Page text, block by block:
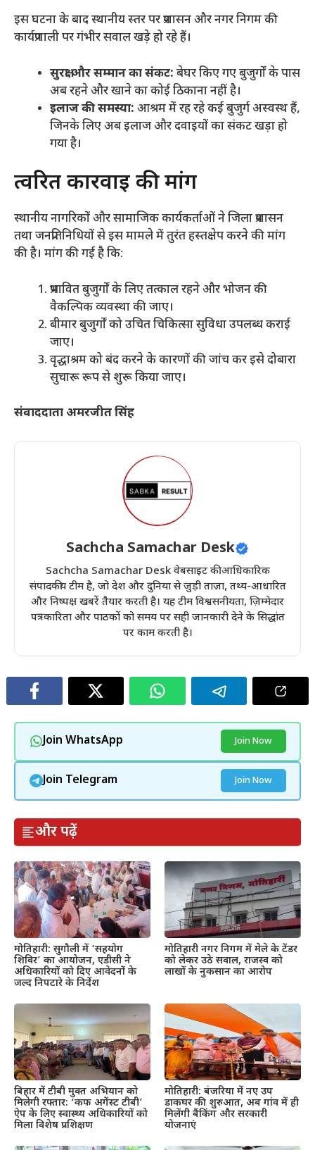
​इस घटना के बाद स्थानीय स्तर पर प्रशासन और नगर निगम की
कार्यप्रणाली पर गंभीर सवाल खड़े हो रहे हैं।
सुरक्षा और सम्मान का संकट: बेघर किए गए बुजुर्गों के पास
अब रहने और खाने का कोई ठिकाना नहीं है।
इलाज की समस्या: आश्रम में रह रहे कई बुजुर्ग अस्वस्थ हैं,
जिनके लिए अब इलाज और दवाइयों का संकट खड़ा हो
गया है।
​त्वरित कार्रवाई की मांग
​स्थानीय नागरिकों और सामाजिक कार्यकर्ताओं ने जिला प्रशासन
तथा जनप्रतिनिधियों से इस मामले में तुरंत हस्तक्षेप करने की मांग
की है। मांग की गई है कि:
​प्रभावित बुजुर्गों के लिए तत्काल रहने और भोजन की
वैकल्पिक व्यवस्था की जाए।
​बीमार बुजुर्गों को उचित चिकित्सा सुविधा उपलब्ध कराई
जाए।
​वृद्धाश्रम को बंद करने के कारणों की जांच कर इसे दोबारा
सुचारू रूप से शुरू किया जाए।
संवाददाता अमरजीत सिंह
Sachcha Samachar Desk
Sachcha Samachar Desk वेबसाइट की आधिकारिक
संपादकीय टीम है, जो देश और दुनिया से जुड़ी ताज़ा, तथ्य-आधारित
और निष्पक्ष खबरें तैयार करती है। यह टीम विश्वसनीयता, ज़िम्मेदार
पत्रकारिता और पाठकों को समय पर सही जानकारी देने के सिद्धांत
पर काम करती है।
Join WhatsApp Join Now
Join Telegram Join Now
और पढ़ें
मोतिहारी: सुगौली में ‘सहयोग
शिविर’ का आयोजन, एडीसी ने
अधिकारियों को दिए आवेदनों के
जल्द निपटारे के निर्देश
मोतिहारी नगर निगम में मेले के टेंडर
को लेकर उठे सवाल, राजस्व को
लाखों के नुकसान का आरोप
बिहार में टीबी मुक्त अभियान को
मिलेगी रफ्तार: ‘कफ अगेंस्ट टीबी’
ऐप के लिए स्वास्थ्य अधिकारियों को
मिला विशेष प्रशिक्षण
मोतिहारी: बंजरिया में नए उप
डाकघर की शुरुआत, अब गांव में ही
मिलेंगी बैंकिंग और सरकारी
योजनाएं